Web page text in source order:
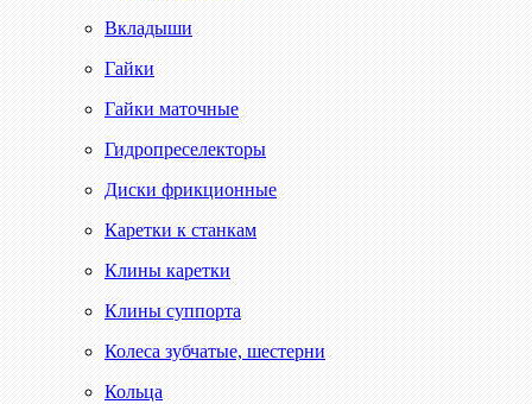
Вкладыши
Гайки
Гайки маточные
Гидропреселекторы
Диски фрикционные
Каретки к станкам
Клины каретки
Клины суппорта
Колеса зубчатые, шестерни
Кольца